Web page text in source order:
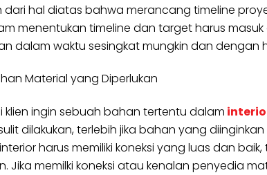
dari hal diatas bahwa merancang timeline
menentukan timeline dan target harus masuk
dalam waktu sesingkat mungkin dan dengan
Material yang Diperlukan
klien ingin sebuah bahan tertentu dalam
dilakukan, terlebih jika bahan yang
harus memiliki koneksi yang luas dan
Jika memilki koneksi atau kenalan penyedia